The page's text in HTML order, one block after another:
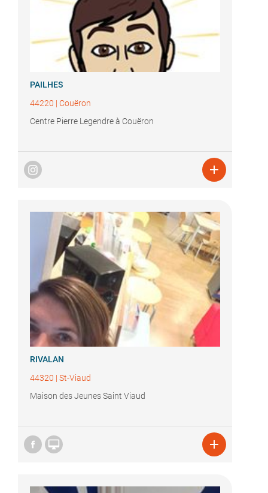
PAILHES
44220 | Couëron
Centre Pierre Legendre à Couëron

RIVALAN
44320 | St-Viaud
Maison des Jeunes Saint Viaud
 